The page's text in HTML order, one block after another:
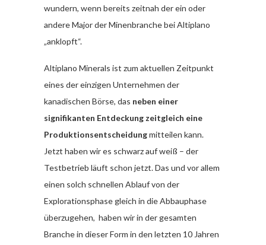
wundern, wenn bereits zeitnah der ein oder
andere Major der Minenbranche bei Altiplano
„anklopft“.
Altiplano Minerals ist zum aktuellen Zeitpunkt
eines der einzigen Unternehmen der
kanadischen Börse, das neben einer
signifikanten Entdeckung zeitgleich eine
Produktionsentscheidungmitteilen kann.
Jetzt haben wir es schwarz auf weiß – der
Testbetrieb läuft schon jetzt. Das und vor allem
einen solch schnellen Ablauf von der
Explorationsphase gleich in die Abbauphase
überzugehen, haben wir in der gesamten
Branche in dieser Form in den letzten 10 Jahren